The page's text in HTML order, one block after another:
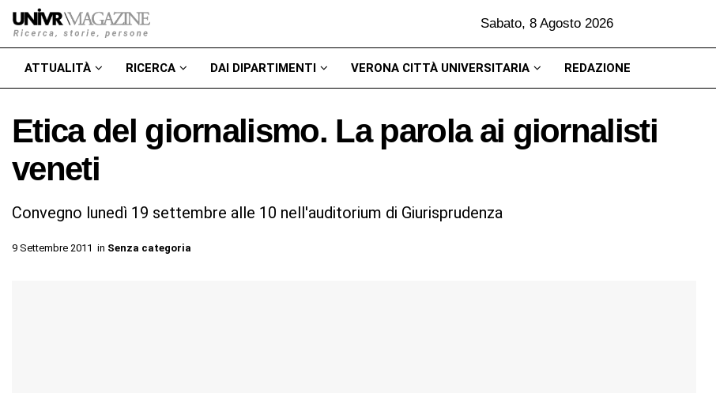
Sabato, 8 Agosto 2026
ATTUALITÀ RICERCA DAI DIPARTIMENTI VERONA CITTÀ UNIVERSITARIA REDAZIONE
Etica del giornalismo. La parola ai giornalisti
veneti
Convegno lunedì 19 settembre alle 10 nell'auditorium di Giurisprudenza
9 Settembre 2011 in Senza categoria